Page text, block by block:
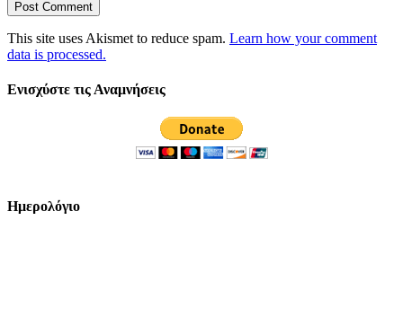
This site uses Akismet to reduce spam. Learn how your comment
data is processed.
Ενισχύστε τις Αναμνήσεις
Ημερολόγιο